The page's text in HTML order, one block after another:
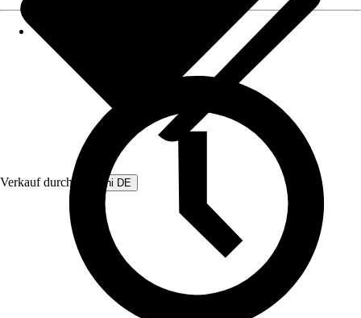
Verkauf durch: Beliani DE